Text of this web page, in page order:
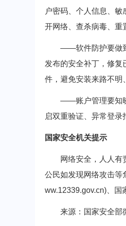
户密码、个人信息、
开网络、查杀病毒、重
——软件防护要做到
发布的安全补丁，修
件，避免安装来路不明
——账户管理要知晓
启双重验证、异常登录
国家安全机关提示
网络安全，人人有责
公民如发现网络攻击等
ww.12339.gov.cn)、国
来源：国家安全部